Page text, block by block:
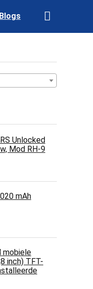
Blogs
Unlocked
Mod RH-9
mAh
mobiele
inch) TFT-